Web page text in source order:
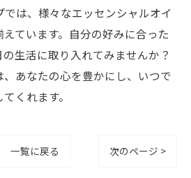
では、様々なエッセンシャルオイ
ています。自分の好みに合った
生活に取り入れてみませんか？
あなたの心を豊かにし、いつで
くれます。
一覧に戻る 次のページ >